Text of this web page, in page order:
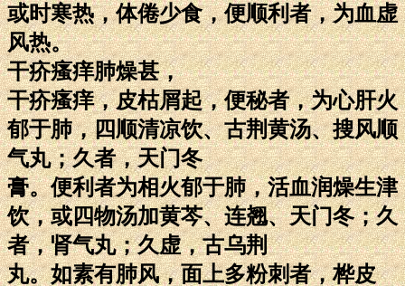
或时寒热，体倦少食，便顺利者，为血虚
风热。
干疥瘙痒肺燥甚，
干疥瘙痒，皮枯屑起，便秘者，为心肝火
郁于肺，四顺清凉饮、古荆黄汤、搜风顺
气丸；久者，天门冬
膏。便利者为相火郁于肺，活血润燥生津
饮，或四物汤加黄芩、连翘、天门冬；久
者，肾气丸；久虚，古乌荆
丸。如素有肺风，面上多粉刺者，桦皮